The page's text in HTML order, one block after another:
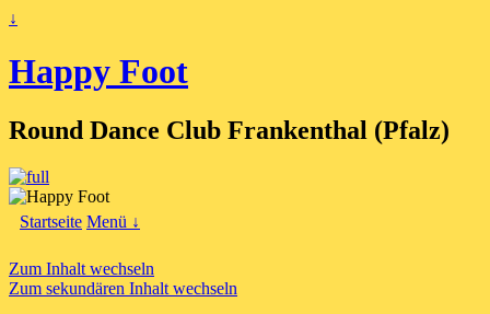
↓
Happy Foot
Round Dance Club Frankenthal (Pfalz)
Startseite Menü ↓
Zum Inhalt wechseln
Zum sekundären Inhalt wechseln